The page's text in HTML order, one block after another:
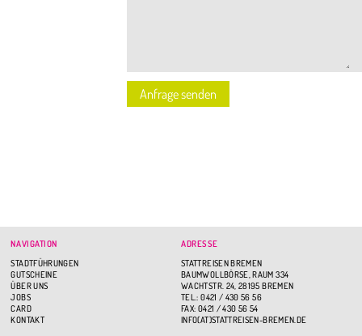
NAVIGATION
STADTFÜHRUNGEN
GUTSCHEINE
ÜBER UNS
JOBS
CARD
KONTAKT
ADRESSE
STATTREISEN BREMEN
BAUMWOLLBÖRSE, RAUM 334
WACHTSTR. 24, 28195 BREMEN
TEL.: 0421 / 430 56 56
FAX: 0421 / 430 56 54
INFO(AT)STATTREISEN-BREMEN.DE